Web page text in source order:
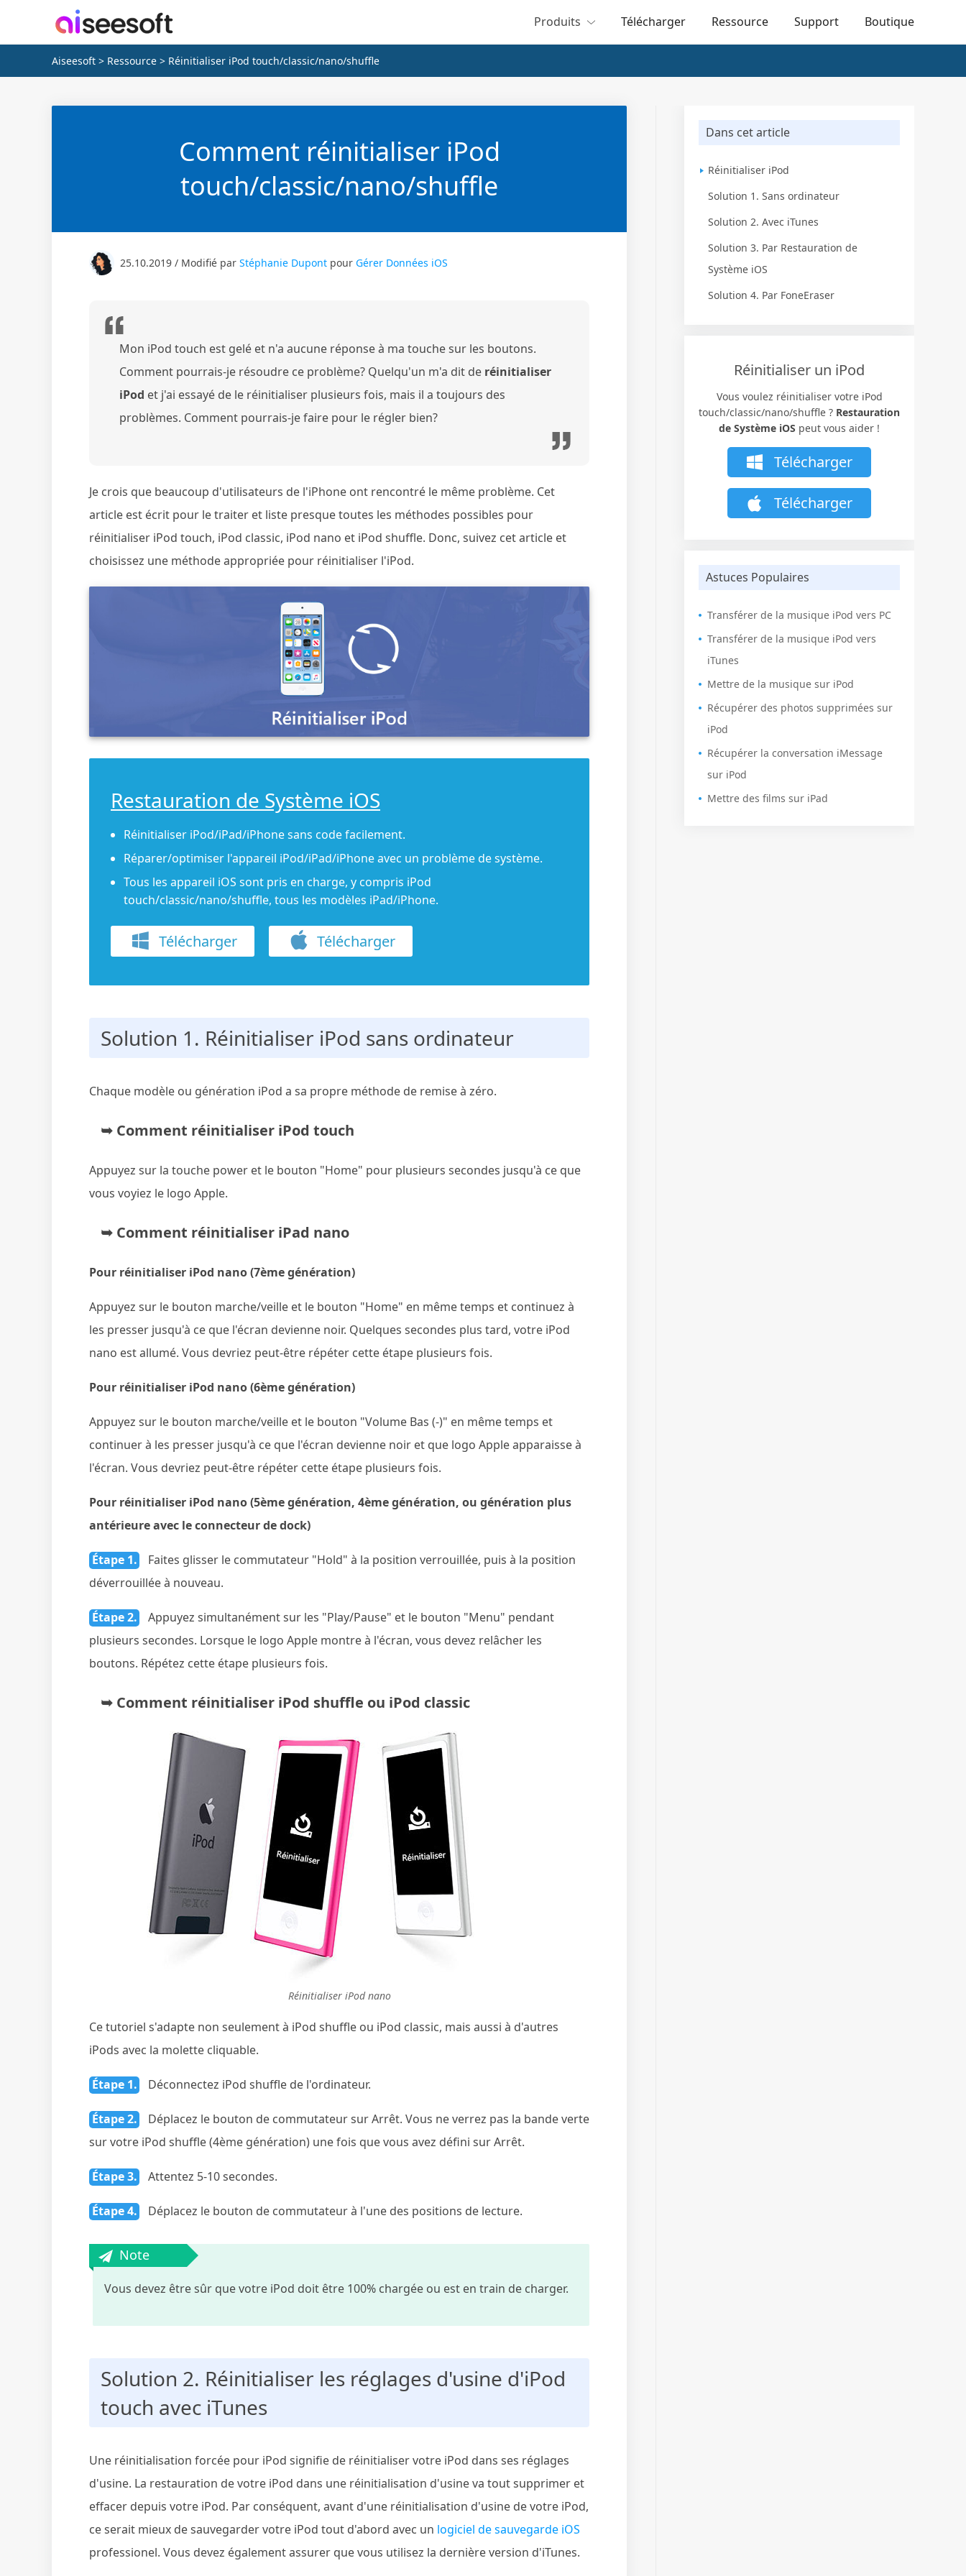
Produits Télécharger Ressource Support Boutique
Aiseesoft > Ressource > Réinitialiser iPod touch/classic/nano/shuffle
Dans cet article
Réinitialiser iPod
Solution 1. Sans ordinateur
Solution 2. Avec iTunes
Solution 3. Par Restauration de
Système iOS
Solution 4. Par FoneEraser
Réinitialiser un iPod
Vous voulez réinitialiser votre iPod
touch/classic/nano/shuffle ? Restauration
de Système iOS peut vous aider !
Télécharger
Télécharger
Astuces Populaires
Transférer de la musique iPod vers PC
Transférer de la musique iPod vers
iTunes
Mettre de la musique sur iPod
Récupérer des photos supprimées sur
iPod
Récupérer la conversation iMessage
sur iPod
Mettre des films sur iPad
Comment réinitialiser iPod
touch/classic/nano/shuffle
25.10.2019 / Modifié par Stéphanie Dupont pour Gérer Données iOS
Mon iPod touch est gelé et n'a aucune réponse à ma touche sur les boutons.
Comment pourrais-je résoudre ce problème? Quelqu'un m'a dit de réinitialiser
iPod et j'ai essayé de le réinitialiser plusieurs fois, mais il a toujours des
problèmes. Comment pourrais-je faire pour le régler bien?
Je crois que beaucoup d'utilisateurs de l'iPhone ont rencontré le même problème. Cet
article est écrit pour le traiter et liste presque toutes les méthodes possibles pour
réinitialiser iPod touch, iPod classic, iPod nano et iPod shuffle. Donc, suivez cet article et
choisissez une méthode appropriée pour réinitialiser l'iPod.
Restauration de Système iOS
Réinitialiser iPod/iPad/iPhone sans code facilement.
Réparer/optimiser l'appareil iPod/iPad/iPhone avec un problème de système.
Tous les appareil iOS sont pris en charge, y compris iPod
touch/classic/nano/shuffle, tous les modèles iPad/iPhone.
Télécharger Télécharger
Solution 1. Réinitialiser iPod sans ordinateur
Chaque modèle ou génération iPod a sa propre méthode de remise à zéro.
➥ Comment réinitialiser iPod touch
Appuyez sur la touche power et le bouton "Home" pour plusieurs secondes jusqu'à ce que
vous voyiez le logo Apple.
➥ Comment réinitialiser iPad nano
Pour réinitialiser iPod nano (7ème génération)
Appuyez sur le bouton marche/veille et le bouton "Home" en même temps et continuez à
les presser jusqu'à ce que l'écran devienne noir. Quelques secondes plus tard, votre iPod
nano est allumé. Vous devriez peut-être répéter cette étape plusieurs fois.
Pour réinitialiser iPod nano (6ème génération)
Appuyez sur le bouton marche/veille et le bouton "Volume Bas (-)" en même temps et
continuer à les presser jusqu'à ce que l'écran devienne noir et que logo Apple apparaisse à
l'écran. Vous devriez peut-être répéter cette étape plusieurs fois.
Pour réinitialiser iPod nano (5ème génération, 4ème génération, ou génération plus
antérieure avec le connecteur de dock)
Étape 1.
Faites glisser le commutateur "Hold" à la position verrouillée, puis à la position
déverrouillée à nouveau.
Étape 2.
Appuyez simultanément sur les "Play/Pause" et le bouton "Menu" pendant
plusieurs secondes. Lorsque le logo Apple montre à l'écran, vous devez relâcher les
boutons. Répétez cette étape plusieurs fois.
➥ Comment réinitialiser iPod shuffle ou iPod classic
Réinitialiser iPod nano
Ce tutoriel s'adapte non seulement à iPod shuffle ou iPod classic, mais aussi à d'autres
iPods avec la molette cliquable.
Étape 1. Déconnectez iPod shuffle de l'ordinateur.
Étape 2.
Déplacez le bouton de commutateur sur Arrêt. Vous ne verrez pas la bande verte
sur votre iPod shuffle (4ème génération) une fois que vous avez défini sur Arrêt.
Étape 3. Attentez 5-10 secondes.
Étape 4. Déplacez le bouton de commutateur à l'une des positions de lecture.
Note
Vous devez être sûr que votre iPod doit être 100% chargée ou est en train de charger.
Solution 2. Réinitialiser les réglages d'usine d'iPod
touch avec iTunes
Une réinitialisation forcée pour iPod signifie de réinitialiser votre iPod dans ses réglages
d'usine. La restauration de votre iPod dans une réinitialisation d'usine va tout supprimer et
effacer depuis votre iPod. Par conséquent, avant d'une réinitialisation d'usine de votre iPod,
ce serait mieux de sauvegarder votre iPod tout d'abord avec un logiciel de sauvegarde iOS
professionel. Vous devez également assurer que vous utilisez la dernière version d'iTunes.